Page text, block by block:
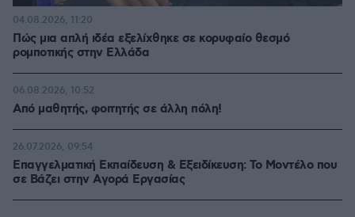
Πώς μια απλή ιδέα εξελίχθηκε σε κορυφαίο θεσμό
ρομποτικής στην Ελλάδα
04.08.2026, 11:20
Από μαθητής, φοιτητής σε άλλη πόλη!
06.08.2026, 10:52
Επαγγελματική Εκπαίδευση & Εξειδίκευση: Το Mοντέλο που
σε Bάζει στην Aγορά Eργασίας
26.07.2026, 09:54